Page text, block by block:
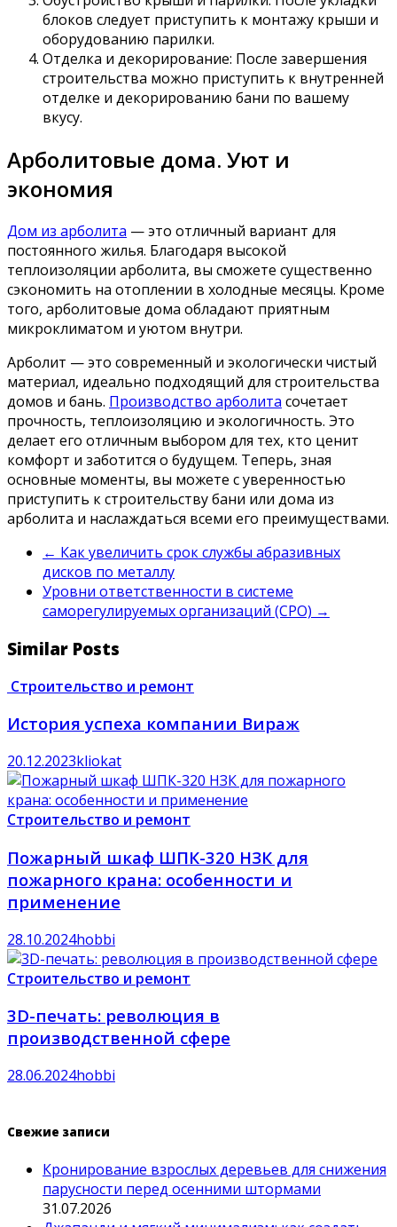
блоков следует приступить к монтажу крыши и
оборудованию парилки.
Отделка и декорирование: После завершения
строительства можно приступить к внутренней
отделке и декорированию бани по вашему
вкусу.
Арболитовые дома. Уют и
экономия
Дом из арболита — это отличный вариант для
постоянного жилья. Благодаря высокой
теплоизоляции арболита, вы сможете существенно
сэкономить на отоплении в холодные месяцы. Кроме
того, арболитовые дома обладают приятным
микроклиматом и уютом внутри.
Арболит — это современный и экологически чистый
материал, идеально подходящий для строительства
домов и бань. Производство арболита сочетает
прочность, теплоизоляцию и экологичность. Это
делает его отличным выбором для тех, кто ценит
комфорт и заботится о будущем. Теперь, зная
основные моменты, вы можете с уверенностью
приступить к строительству бани или дома из
арболита и наслаждаться всеми его преимуществами.
← Как увеличить срок службы абразивных
дисков по металлу
Уровни ответственности в системе
саморегулируемых организаций (СРО) →
Similar Posts
Строительство и ремонт
История успеха компании Вираж
20.12.2023kliokat
Строительство и ремонт
Пожарный шкаф ШПК-320 НЗК для
пожарного крана: особенности и
применение
28.10.2024hobbi
Строительство и ремонт
3D-печать: революция в
производственной сфере
28.06.2024hobbi
Свежие записи
Кронирование взрослых деревьев для снижения
парусности перед осенними штормами
31.07.2026